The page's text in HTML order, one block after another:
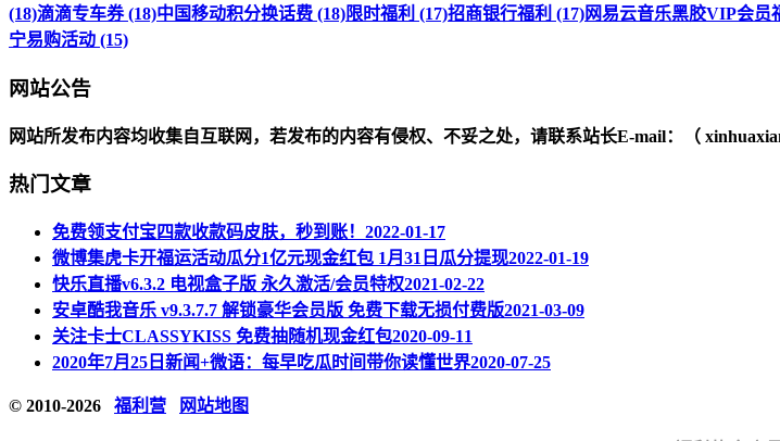
(18)滴滴专车券 (18)中国移动积分换话费 (18)限时福利 (17)招商银行福利 (17)网易云音乐黑胶VIP会员
宁易购活动 (15)
网站公告
网站所发布内容均收集自互联网，若发布的内容有侵权、不妥之处，请联系站长E-mail：（
热门文章
免费领支付宝四款收款码皮肤，秒到账！ 2022-01-17
微博集虎卡开福运活动瓜分1亿元现金红包 1月31日瓜分提现2022-01-19
快乐直播v6.3.2 电视盒子版 永久激活/会员特权2021-02-22
安卓酷我音乐 v9.3.7.7 解锁豪华会员版 免费下载无损付费版2021-03-09
关注卡士CLASSYKISS 免费抽随机现金红包2020-09-11
2020年7月25日新闻+微语：每早吃瓜时间带你读懂世界2020-07-25
© 2010-2026 福利营 网站地图